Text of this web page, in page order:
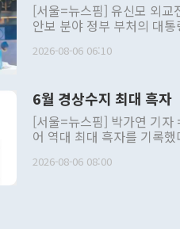
[서울=뉴스핌] 유신모 외교
안보 분야 정부 부처의 대
발언 중에는 정부 내 조율을
주의적 희망에 근거한 비현
관의 대북 정책 관련 발언
관 부처 장관이 공개적으로
관의 무리한 대북 접근법과
다. [정동영 통일부 장관이 지난달 23일 오후 서울 종로구 정부서울청사에
2026-08-06 06:10
6월 경상수지 최대 흑자
[서울=뉴스핌] 박가연 기자
어 역대 최대 흑자를 기록
료=한국은행] 한국은행이 6일 발표한 '2026년 6월 국제수지(잠정)'에 따르
2026-08-06 08:00